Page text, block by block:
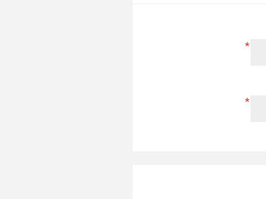
*
*